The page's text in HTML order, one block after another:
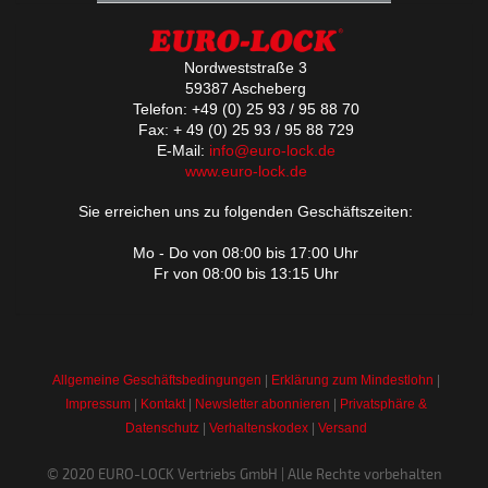
Nordweststraße 3
59387 Ascheberg
Telefon: +49 (0) 25 93 / 95 88 70
Fax: + 49 (0) 25 93 / 95 88 729
E-Mail: info@euro-lock.de
www.euro-lock.de
Sie erreichen uns zu folgenden Geschäftszeiten:
Mo - Do von 08:00 bis 17:00 Uhr
Fr von 08:00 bis 13:15 Uhr
Allgemeine Geschäftsbedingungen Erklärung zum Mindestlohn
Impressum| Kontakt| Newsletter abonnieren
Privatsphäre &
Datenschutz| Verhaltenskodex| Versand
© 2020 EURO-LOCK Vertriebs GmbH | Alle Rechte vorbehalten